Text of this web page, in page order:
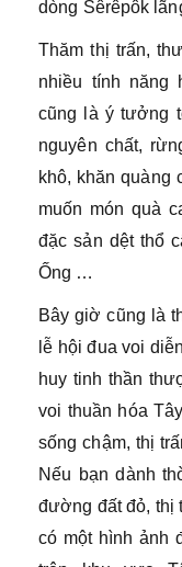
dòng Sêrêpôk
Thăm thị trấn,
nhiều tính năng
cũng là ý tưởng
nguyên chất,
khô, khăn quàng
muốn món quà
đặc sản dệt thổ
Ống …
Bây giờ cũng là
lễ hội đua voi
huy tinh thần
voi thuần hóa
sống chậm, thị
Nếu bạn dành
đường đất đỏ, thị
có một hình ảnh